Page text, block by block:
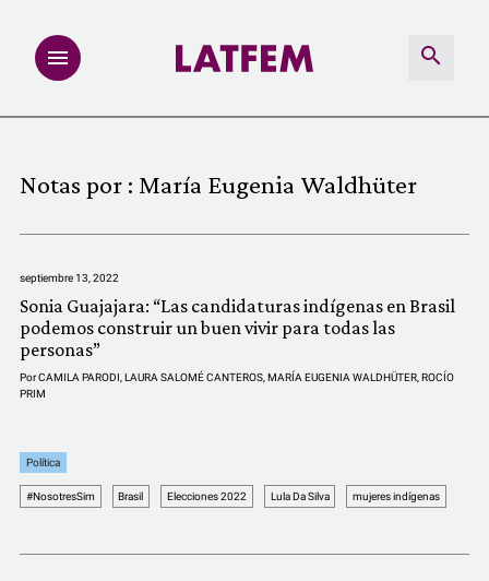
INVESTIGACIONES
REDACCIÓN ABIERTA
LATFEMLAB.
COMUNIDAD
QUIÉNES SOMOS
Notas por : María Eugenia Waldhüter
septiembre 13, 2022
Sonia Guajajara: “Las candidaturas indígenas en Brasil
podemos construir un buen vivir para todas las
personas”
PorCAMILA PARODI LAURA SALOMÉ CANTEROS MARÍA EUGENIA WALDHÜTER ROCÍO
PRIM
Política
#NosotresSim Brasil Elecciones 2022 Lula Da Silva mujeres indígenas